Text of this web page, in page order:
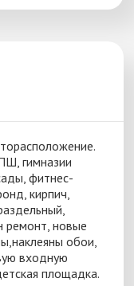
гимназии
фитнес-
кирпич,
ремонт, новые
обои,
входную
площадка.